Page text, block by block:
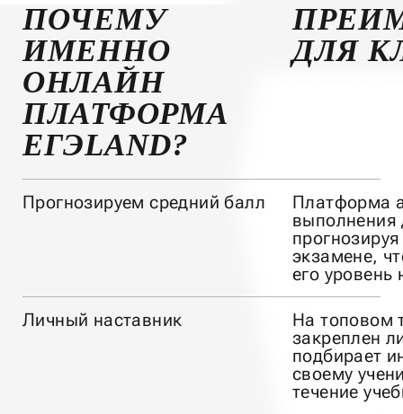
ПОЧЕМУ
ИМЕННО
ОНЛАЙН
ПЛАТФОРМА
ЕГЭLAND?
ДЛЯ
Прогнозируем средний балл
Платформа
экзамене,
его
Личный наставник
На топовом
закреплен
подбирает
своему
течение